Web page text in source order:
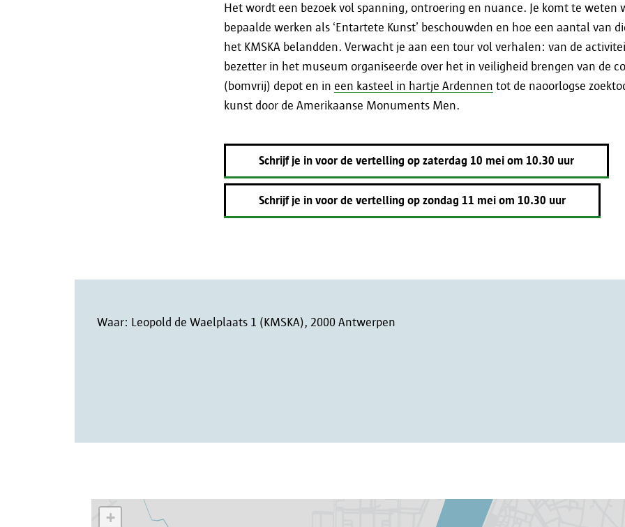
Het wordt een bezoek vol spanning, ontroering en nuance. Je komt te weten
bepaalde werken als ‘Entartete Kunst’ beschouwden en hoe een aantal van
het KMSKA belandden. Verwacht je aan een tour vol verhalen: van de
bezetter in het museum organiseerde over het in veiligheid brengen van de
(bomvrij) depot en in een kasteel in hartje Ardennen tot de naoorlogse
kunst door de Amerikaanse Monuments Men.
Schrijf je in voor de vertelling op zaterdag 10 mei om 10.30 uur
Schrijf je in voor de vertelling op zondag 11 mei om 10.30 uur
Waar: Leopold de Waelplaats 1 (KMSKA), 2000 Antwerpen
+
informatieveiligheid@antwerpen.be. Na afloop
persoonsgegevens door stad Antwerpen gewist.
Ingevolge de verordening (EU) 2016/679 van 27
Algemene Verordening Gegevensbescherming
verbetering en desgevallend het wissen van je
zouden worden. Je kan hiervoor terecht bij de
Tel. 02 553 20 85
Gegevensbeschermingsautoriteit